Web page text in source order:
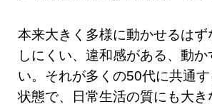
本来大きく多様に動かせるは
しにくい、違和感がある、動か
い。それが多くの50代に共通
状態で、日常生活の質にも大き